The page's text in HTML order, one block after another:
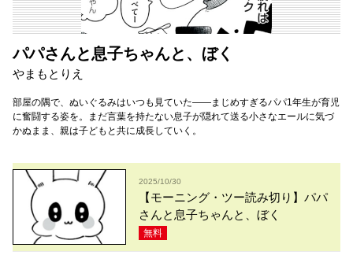
パパさんと息子ちゃんと、ぼく
やまもとりえ
部屋の隅で、ぬいぐるみはいつも見ていた――まじめすぎるパパ1年生が育児
に奮闘する姿を。まだ言葉を持たない息子が隠れて送る小さなエールに気づ
かぬまま、親は子どもと共に成長していく。
2025/10/30
【モーニング・ツー読み切り】パパ
さんと息子ちゃんと、ぼく
無料